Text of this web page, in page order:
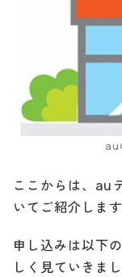
au
ここからは、au
いてご紹介します
申し込みは以下
しく見ていきまし